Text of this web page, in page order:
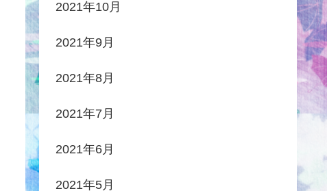
2021年10月
2021年9月
2021年8月
2021年7月
2021年6月
2021年5月